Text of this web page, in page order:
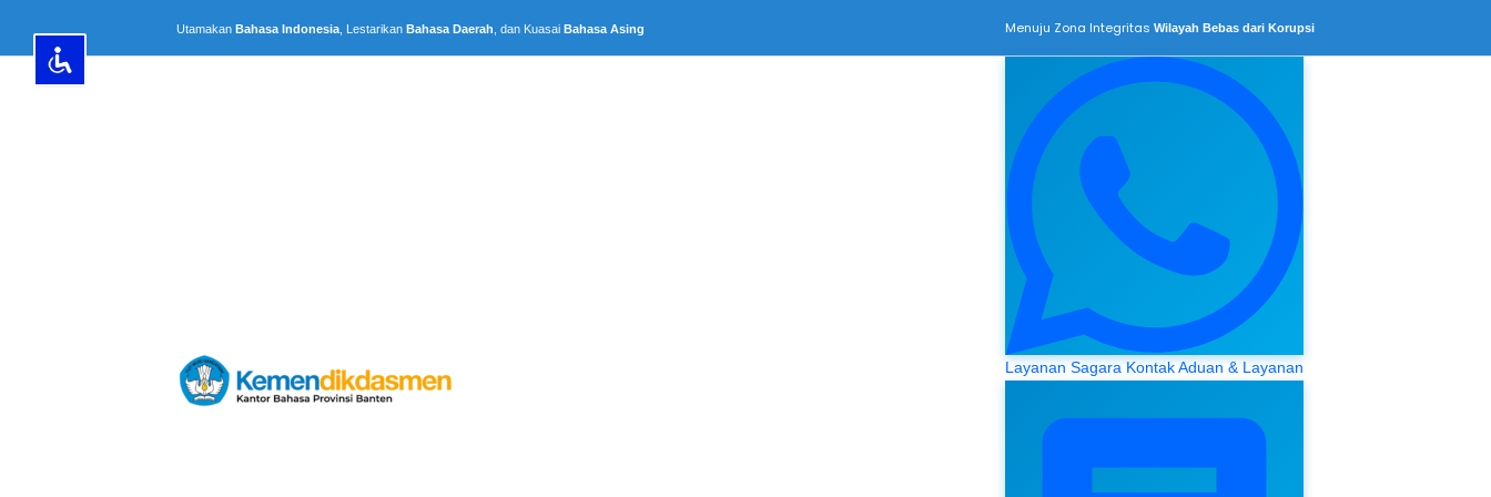
konten
Utamakan Bahasa Indonesia , Lestarikan Bahasa Daerah , dan Kuasai Bahasa Asing Menuju Zona Integritas Wilayah Bebas dari Korupsi
Layanan Sagara Kontak Aduan & Layanan